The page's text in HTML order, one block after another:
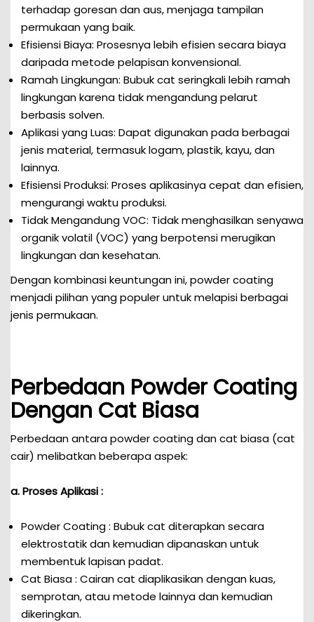
terhadap goresan dan aus, menjaga tampilan
permukaan yang baik.
Efisiensi Biaya: Prosesnya lebih efisien secara biaya
daripada metode pelapisan konvensional.
Ramah Lingkungan: Bubuk cat seringkali lebih ramah
lingkungan karena tidak mengandung pelarut
berbasis solven.
Aplikasi yang Luas: Dapat digunakan pada berbagai
jenis material, termasuk logam, plastik, kayu, dan
lainnya.
Efisiensi Produksi: Proses aplikasinya cepat dan efisien,
mengurangi waktu produksi.
Tidak Mengandung VOC: Tidak menghasilkan senyawa
organik volatil (VOC) yang berpotensi merugikan
lingkungan dan kesehatan.
Dengan kombinasi keuntungan ini, powder coating
menjadi pilihan yang populer untuk melapisi berbagai
jenis permukaan.
Perbedaan Powder Coating
Dengan Cat Biasa
Perbedaan antara powder coating dan cat biasa (cat
cair) melibatkan beberapa aspek:
a. Proses Aplikasi :
Powder Coating : Bubuk cat diterapkan secara
elektrostatik dan kemudian dipanaskan untuk
membentuk lapisan padat.
Cat Biasa : Cairan cat diaplikasikan dengan kuas,
semprotan, atau metode lainnya dan kemudian
dikeringkan.